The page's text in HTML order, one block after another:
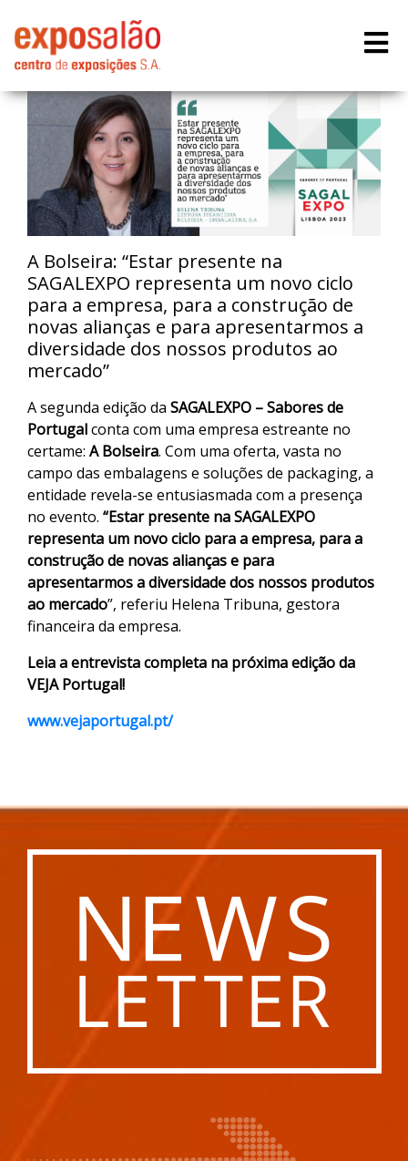
A Bolseira: “Estar presente na
SAGALEXPO representa um novo ciclo
para a empresa, para a construção de
novas alianças e para apresentarmos a
diversidade dos nossos produtos ao
mercado”
A segunda edição da SAGALEXPO – Sabores de
Portugalconta com uma empresa estreante no
certame: A Bolseira. Com uma oferta, vasta no
campo das embalagens e soluções de packaging, a
entidade revela-se entusiasmada com a presença
no evento. “Estar presente na SAGALEXPO
representa um novo ciclo para a empresa, para a
construção de novas alianças e para
apresentarmos a diversidade dos nossos produtos
ao mercado”, referiu Helena Tribuna, gestora
financeira da empresa.
Leia a entrevista completa na próxima edição da
VEJA Portugal!
www.vejaportugal.pt/